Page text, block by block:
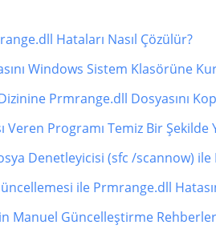
Hataları Nasıl Çözülür?
Windows Sistem Klasörüne
Prmrange.dll Dosyasını
Programı Temiz Bir Şekilde
Denetleyicisi (sfc /scannow) ile
ile Prmrange.dll
Manuel Güncelleştirme